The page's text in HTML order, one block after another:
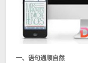
一、语句通顺自然